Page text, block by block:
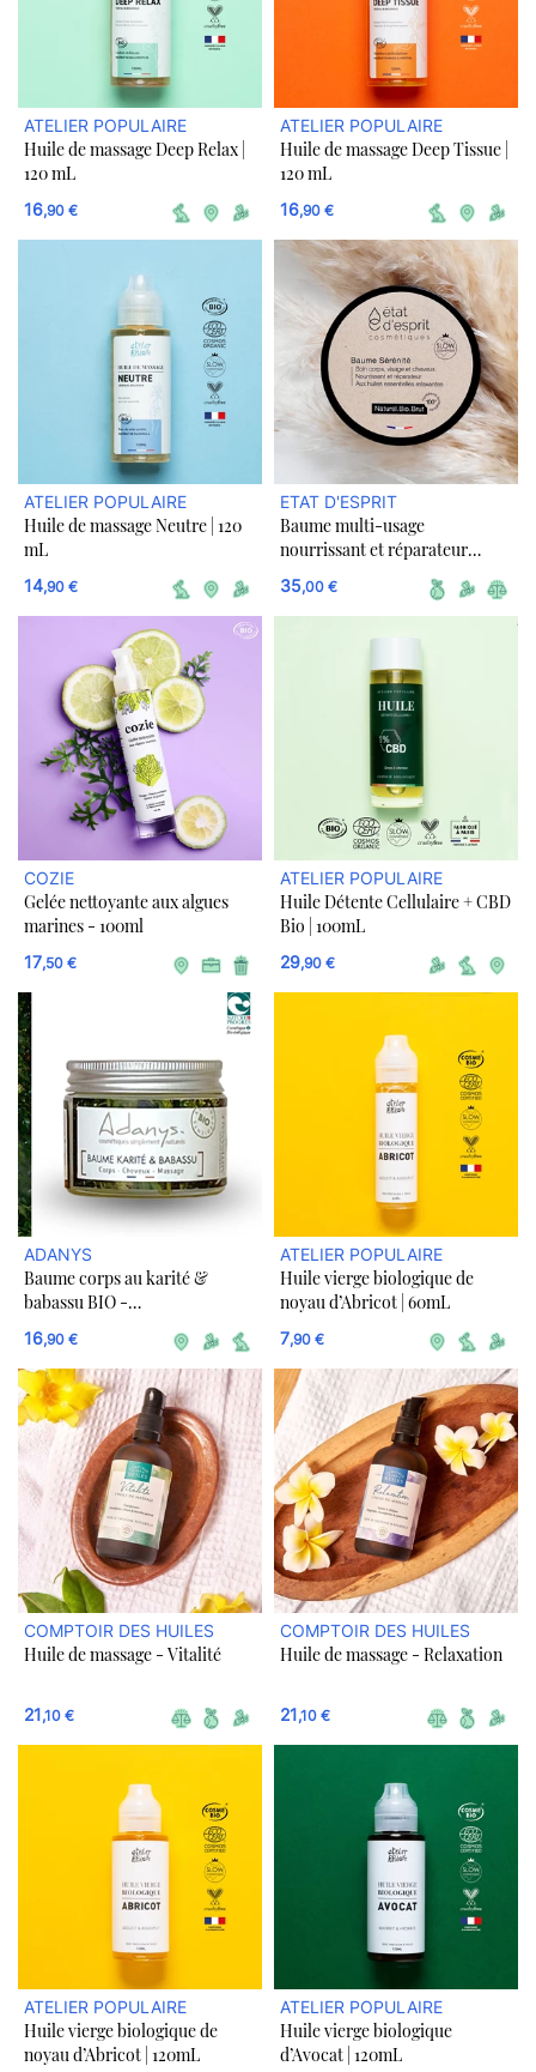
ATELIER POPULAIRE
Huile de massage Deep Relax |
120 mL
16,90 €
ATELIER POPULAIRE
Huile de massage Deep Tissue |
120 mL
16,90 €
ATELIER POPULAIRE
Huile de massage Neutre | 120
mL
14,90 €
ETAT D'ESPRIT
Baume multi-usage
nourrissant et réparateur
rechargeable 100% BIO | Slow
Cosmétique
35,00 €
COZIE
Gelée nettoyante aux algues
marines - 100ml
17,50 €
ATELIER POPULAIRE
Huile Détente Cellulaire + CBD
Bio | 100mL
29,90 €
ADANYS
Baume corps au karité &
babassu BIO -
Hydratant/Nourrissant -
Corps, cheveux, massages.
16,90 €
ATELIER POPULAIRE
Huile vierge biologique de
noyau d’Abricot | 60mL
7,90 €
COMPTOIR DES HUILES
Huile de massage - Vitalité
21,10 €
COMPTOIR DES HUILES
Huile de massage - Relaxation
21,10 €
ATELIER POPULAIRE
Huile vierge biologique de
noyau d’Abricot | 120mL
ATELIER POPULAIRE
Huile vierge biologique
d’Avocat | 120mL